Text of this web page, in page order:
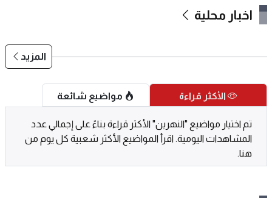
اخبار محلية
المزيد
الأكثر قراءة
تم اختيار مواضيع "النهرين" الأكثر قراءة بناءً على إجمالي عدد
المشاهدات اليومية. اقرأ المواضيع الأكثر شعبية كل يوم من
هنا.